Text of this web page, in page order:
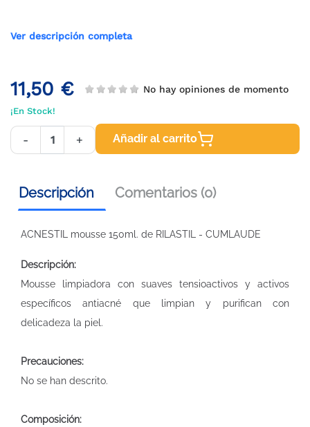
Ver descripción completa
11,50 € No hay opiniones de momento
¡En Stock!
- + Añadir al carrito
Descripción Comentarios (0)
ACNESTIL mousse 150ml. de RILASTIL - CUMLAUDE
Descripción:
Mousse limpiadora con suaves tensioactivos y activos
específicos antiacné que limpian y purifican con
delicadeza la piel.
Precauciones:
No se han descrito.
Composición: